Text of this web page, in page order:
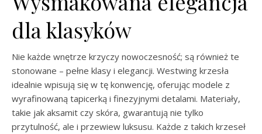
dla klasyków
Nie każde wnętrze krzyczy nowoczesność; są również te
stonowane – pełne klasy i elegancji. Westwing krzesła
idealnie wpisują się w tę konwencję, oferując modele z
wyrafinowaną tapicerką i finezyjnymi detalami. Materiały,
takie jak aksamit czy skóra, gwarantują nie tylko
przytulność, ale i przewiew luksusu. Każde z takich krzeseł